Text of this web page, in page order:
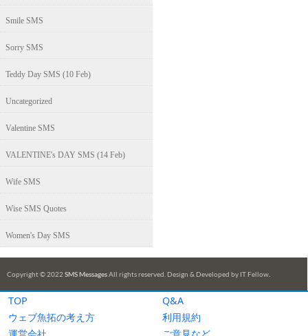
TOP
Q&A
ウェブ魚拓の考え方
利用規約